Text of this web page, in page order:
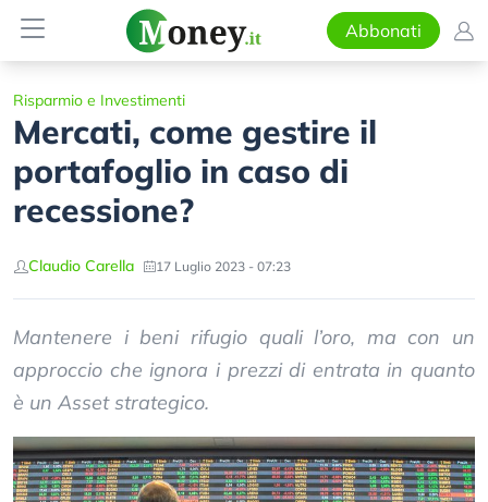
Abbonati
Risparmio e Investimenti
Mercati, come gestire il
portafoglio in caso di
recessione?
Claudio Carella 17 Luglio 2023 - 07:23
Mantenere i beni rifugio quali l’oro, ma con un
approccio che ignora i prezzi di entrata in quanto
è un Asset strategico.